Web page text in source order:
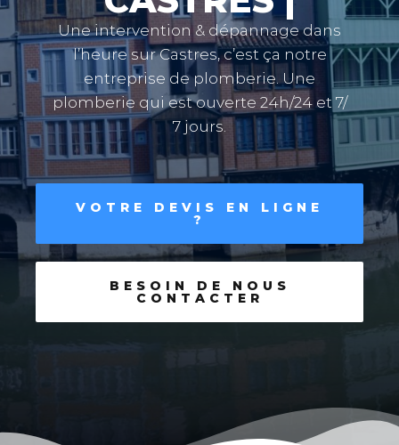
Une intervention & dépannage dans
l’heure sur Castres, c’est ça notre
entreprise de plomberie. Une
plomberie qui est ouverte 24h/24 et 7/
7 jours.
VOTRE DEVIS EN LIGNE
?
BESOIN DE NOUS
CONTACTER